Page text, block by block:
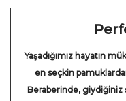
Yaşadığımız hayatın
en seçkin
Beraberinde, giydiğiniz